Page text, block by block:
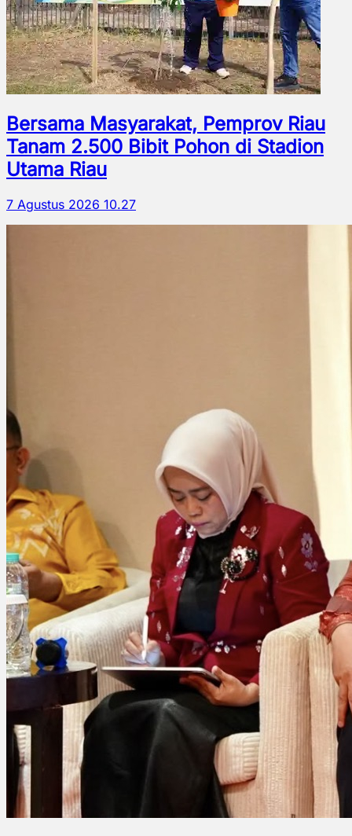
Bersama Masyarakat, Pemprov Riau
Tanam 2.500 Bibit Pohon di Stadion
Utama Riau
7 Agustus 2026 10.27